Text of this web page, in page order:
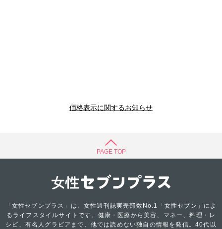
価格表示に関するお知らせ
PAGE TOP
「女性セブンプラス」は、女性週刊誌実売部数No.1「女性セブン」によ
るライフスタイルサイトです。健康・医療から美容、マネー、料理・レ
シピ、有名人グラビアまで、他では読めない独自の情報を発信。40代以